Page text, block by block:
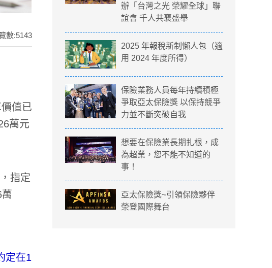
數:5143
值已
萬元
指定
定在1
辦「台灣之光 榮耀全球」聯
誼會 千人共襄盛舉
2025 年報稅新制懶人包（適
用 2024 年度所得）
保險業務人員每年持續積極
爭取亞太保險獎 以保持競爭
力並不斷突破自我
想要在保險業長期扎根，成
為超業，您不能不知道的
事！
亞太保險獎~引領保險夥伴
榮登國際舞台